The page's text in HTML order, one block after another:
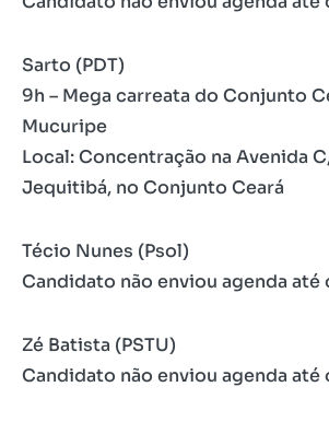
Sarto (PDT)
9h – Mega carreata do Conjunto
Mucuripe
Local: Concentração na Avenida
Jequitibá, no Conjunto Ceará
Técio Nunes (Psol)
Candidato não enviou agenda até
Zé Batista (PSTU)
Candidato não enviou agenda até